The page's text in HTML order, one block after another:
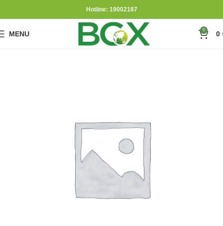
Hotline: 19002187
MENU 0 0